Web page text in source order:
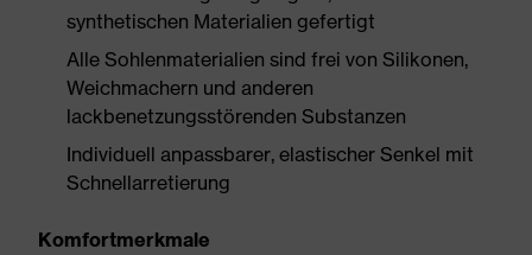
synthetischen Materialien gefertigt
Alle Sohlenmaterialien sind frei von Silikonen,
Weichmachern und anderen
lackbenetzungsstörenden Substanzen
Individuell anpassbarer, elastischer Senkel mit
Schnellarretierung
Komfortmerkmale